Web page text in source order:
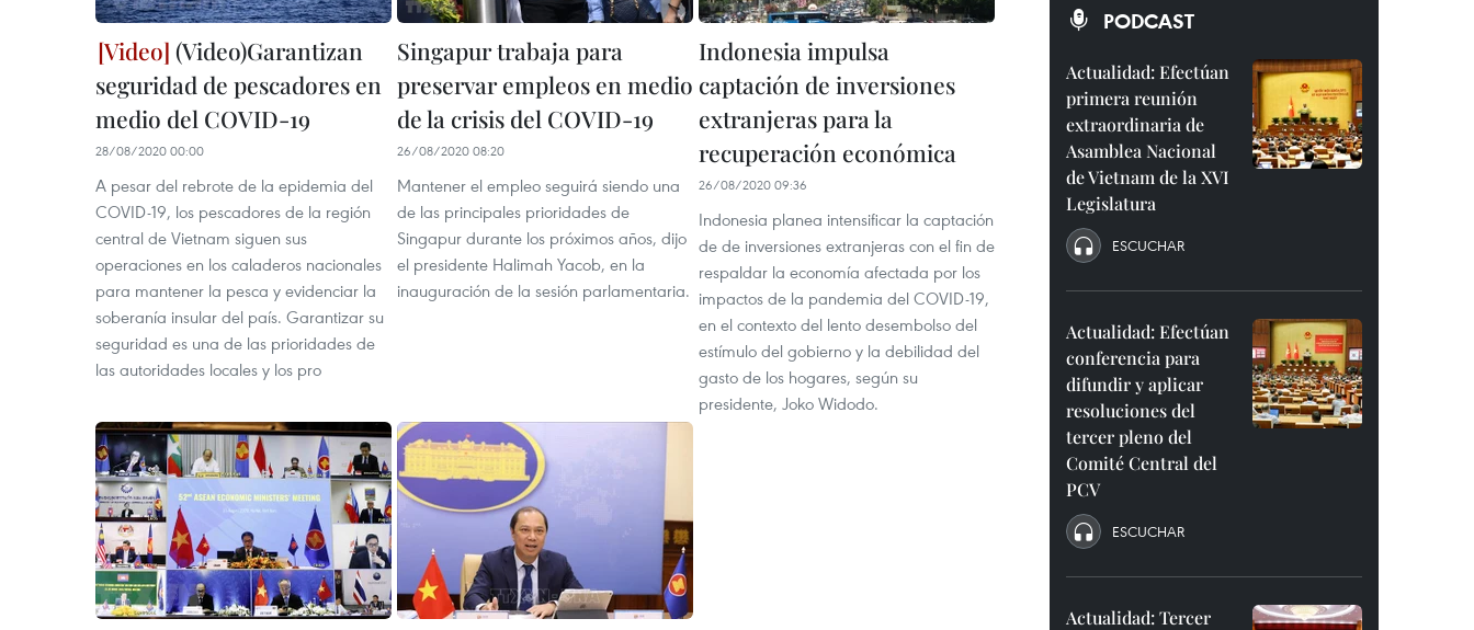
(Video)Garantizan
seguridad de pescadores en
medio del COVID-19
28/08/2020 00:00
A pesar del rebrote de la epidemia del
COVID-19, los pescadores de la región
central de Vietnam siguen sus
operaciones en los caladeros nacionales
para mantener la pesca y evidenciar la
soberanía insular del país. Garantizar su
seguridad es una de las prioridades de
las autoridades locales y los pro
Singapur trabaja para
preservar empleos en medio
de la crisis del COVID-19
26/08/2020 08:20
Mantener el empleo seguirá siendo una
de las principales prioridades de
Singapur durante los próximos años, dijo
el presidente Halimah Yacob, en la
inauguración de la sesión parlamentaria.
Indonesia impulsa
captación de inversiones
extranjeras para la
recuperación económica
26/08/2020 09:36
Indonesia planea intensificar la captación
de de inversiones extranjeras con el fin de
respaldar la economía afectada por los
impactos de la pandemia del COVID-19,
en el contexto del lento desembolso del
estímulo del gobierno y la debilidad del
gasto de los hogares, según su
presidente, Joko Widodo.
PODCAST
Actualidad: Efectúan
primera reunión
extraordinaria de
Asamblea Nacional
de Vietnam de la XVI
Legislatura
ESCUCHAR
Actualidad: Efectúan
conferencia para
difundir y aplicar
resoluciones del
tercer pleno del
Comité Central del
PCV
ESCUCHAR
Actualidad: Tercer